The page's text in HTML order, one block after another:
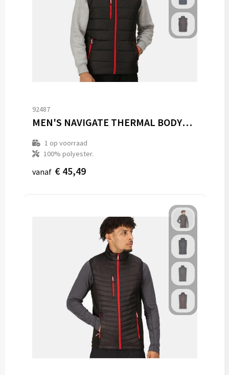
92487
MEN'S NAVIGATE THERMAL BODYWARMER
1 op voorraad
100% polyester.
vanaf € 45,49